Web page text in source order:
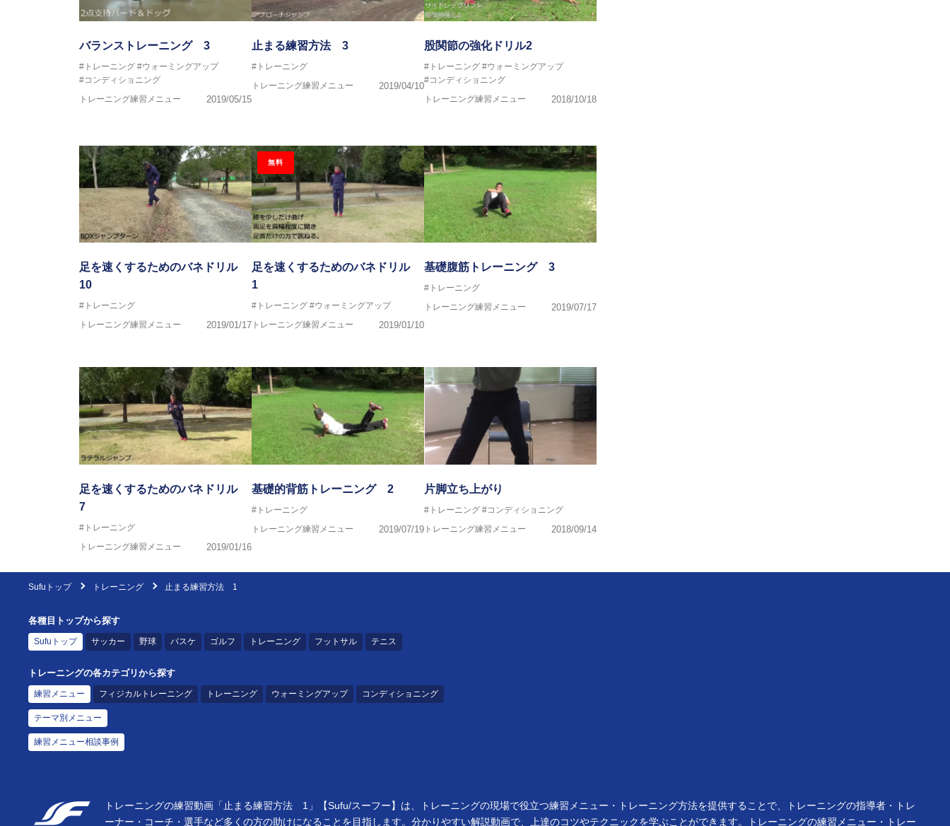
バランストレーニング 3
#トレーニング #ウォーミングアップ
#コンディショニング
トレーニング練習メニュー
2019/05/15
止まる練習方法 3
#トレーニング
トレーニング練習メニュー
2019/04/10
股関節の強化ドリル2
#トレーニング #ウォーミングアップ
#コンディショニング
トレーニング練習メニュー
2018/10/18
足を速くするためのバネドリル
10
#トレーニング
トレーニング練習メニュー
2019/01/17
無料
足を速くするためのバネドリル
1
#トレーニング #ウォーミングアップ
トレーニング練習メニュー
2019/01/10
基礎腹筋トレーニング 3
#トレーニング
トレーニング練習メニュー
2019/07/17
足を速くするためのバネドリル
7
#トレーニング
トレーニング練習メニュー
2019/01/16
基礎的背筋トレーニング 2
#トレーニング
トレーニング練習メニュー
2019/07/19
片脚立ち上がり
#トレーニング #コンディショニング
トレーニング練習メニュー
2018/09/14
Sufuトップ トレーニング 止まる練習方法 1
各種目トップから探す
Sufuトップ サッカー 野球 バスケ ゴルフ トレーニング フットサル テニス
トレーニングの各カテゴリから探す
練習メニュー フィジカルトレーニング トレーニング ウォーミングアップ コンディショニング
テーマ別メニュー
練習メニュー相談事例
トレーニングの練習動画「止まる練習方法 1」【Sufu/スーフー】は、トレーニングの現場で役立つ練習メニュー・トレーニング方法を提供することで、トレーニングの指導者・トレ
ーナー・コーチ・選手など多くの方の助けになることを目指します。分かりやすい解説動画で、上達のコツやテクニックを学ぶことができます。トレーニングの練習メニュー・トレー